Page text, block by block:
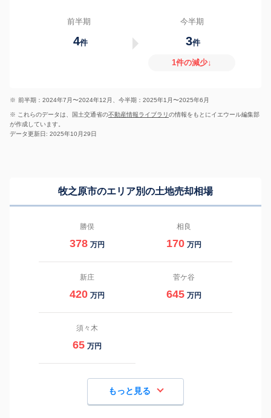
前半期
4件
今半期
3件
1件の減少↓
※ 前半期：2024年7月〜2024年12月、今半期：2025年1月〜2025年6月
※ これらのデータは、国土交通省の不動産情報ライブラリの情報をもとにイエウール編集部
が作成しています。
データ更新日: 2025年10月29日
牧之原市のエリア別の土地売却相場
勝俣
378 万円
相良
170 万円
新庄
420 万円
菅ケ谷
645 万円
須々木
65 万円
もっと見る